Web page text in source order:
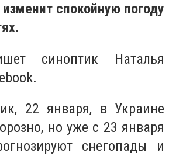
спокойную погоду
синоптик Наталья
22 января, в Украине
но уже с 23 января
снегопады и